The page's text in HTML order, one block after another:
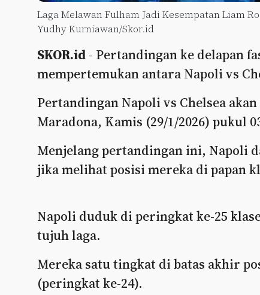
Laga Melawan Fulham Jadi Kesempatan Liam
Yudhy Kurniawan/Skor.id
SKOR.id - Pertandingan ke delapan
mempertemukan antara Napoli vs
Pertandingan Napoli vs Chelsea
Maradona, Kamis (29/1/2026) pukul
Menjelang pertandingan ini, Napoli
jika melihat posisi mereka di papan
Napoli duduk di peringkat ke-25
tujuh laga.
Mereka satu tingkat di batas akhir
(peringkat ke-24).